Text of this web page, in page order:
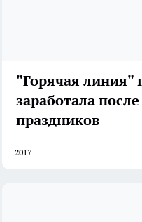
"Горячая линия"
заработала
праздников
2017